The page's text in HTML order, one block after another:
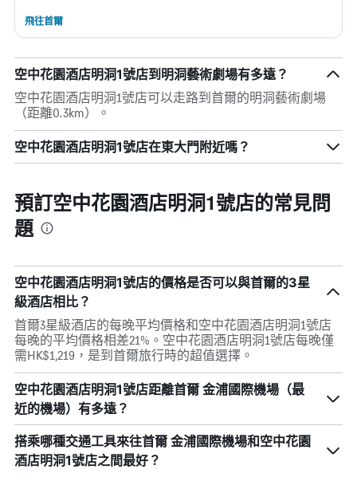
飛往首爾
空中花園酒店明洞1號店到明洞藝術劇場有多遠？
空中花園酒店明洞1號店可以走路到首爾的明洞藝術劇場
（距離0.3km）。
空中花園酒店明洞1號店在東大門附近嗎？
預訂空中花園酒店明洞1號店的常見問
題
空中花園酒店明洞1號店的價格是否可以與首爾的3星
級酒店相比？
首爾3星級酒店的每晚平均價格和空中花園酒店明洞1號店
每晚的平均價格相差21%。空中花園酒店明洞1號店每晚僅
需HK$1,219，是到首爾旅行時的超值選擇。
空中花園酒店明洞1號店距離首爾 金浦國際機場（最
近的機場）有多遠？
搭乘哪種交通工具來往首爾 金浦國際機場和空中花園
酒店明洞1號店之間最好？